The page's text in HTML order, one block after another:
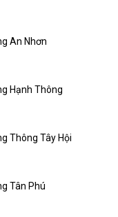
An Nhơn
Hạnh Thông
Thông Tây Hội
Tân Phú